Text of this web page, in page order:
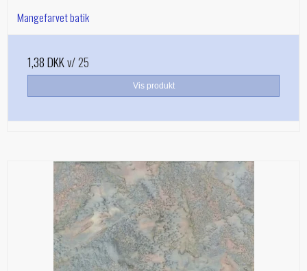
Mangefarvet batik
1,38 DKKv/ 25
Vis produkt